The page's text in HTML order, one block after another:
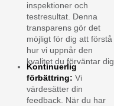
inspektioner och
testresultat. Denna
transparens gör det
möjligt för dig att förstå
hur vi uppnår den
kvalitet du förväntar dig.
Kontinuerlig
förbättring: Vi
värdesätter din
feedback. När du har